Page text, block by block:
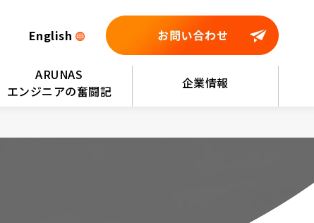
English
ARUNAS
エンジニアの奮闘記
企業情報